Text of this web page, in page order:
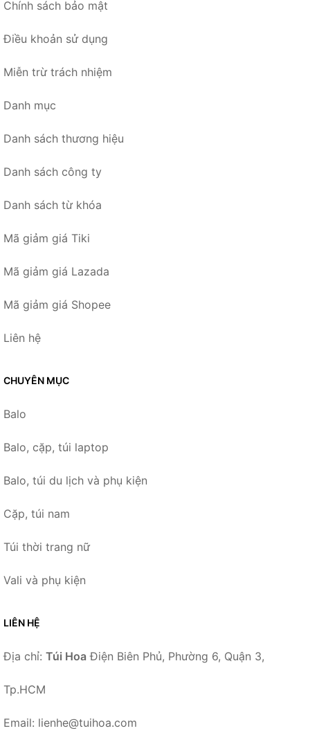
Chính sách bảo mật
Điều khoản sử dụng
Miễn trừ trách nhiệm
Danh mục
Danh sách thương hiệu
Danh sách công ty
Danh sách từ khóa
Mã giảm giá Tiki
Mã giảm giá Lazada
Mã giảm giá Shopee
Liên hệ
CHUYÊN MỤC
Balo
Balo, cặp, túi laptop
Balo, túi du lịch và phụ kiện
Cặp, túi nam
Túi thời trang nữ
Vali và phụ kiện
LIÊN HỆ
Địa chỉ: Túi Hoa Điện Biên Phủ, Phường 6, Quận 3,
Tp.HCM
Email: lienhe@tuihoa.com